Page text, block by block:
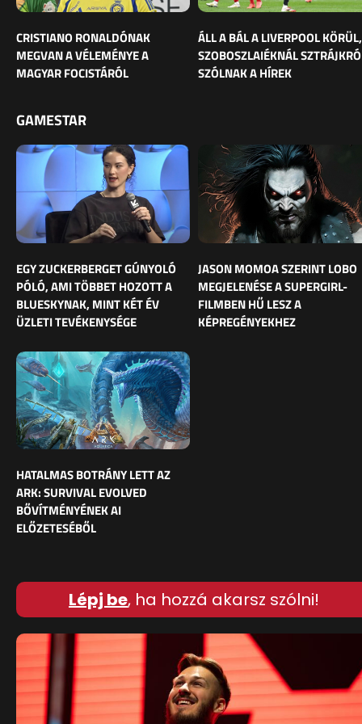
CRISTIANO RONALDÓNAK
MEGVAN A VÉLEMÉNYE A
MAGYAR FOCISTÁRÓL
ÁLL A BÁL A LIVERPOOL KÖRÜL,
SZOBOSZLAIÉKNÁL
SZÓLNAK A HÍREK
GAMESTAR
EGY ZUCKERBERGET GÚNYOLÓ
PÓLÓ, AMI TÖBBET HOZOTT A
BLUESKYNAK, MINT KÉT ÉV
ÜZLETI TEVÉKENYSÉGE
JASON MOMOA SZERINT LOBO
MEGJELENÉSE A SUPERGIRL-
FILMBEN HŰ LESZ A
KÉPREGÉNYEKHEZ
HATALMAS BOTRÁNY LETT AZ
ARK: SURVIVAL EVOLVED
BŐVÍTMÉNYÉNEK AI
ELŐZETESÉBŐL
Lépj be, ha hozzá akarsz szólni!